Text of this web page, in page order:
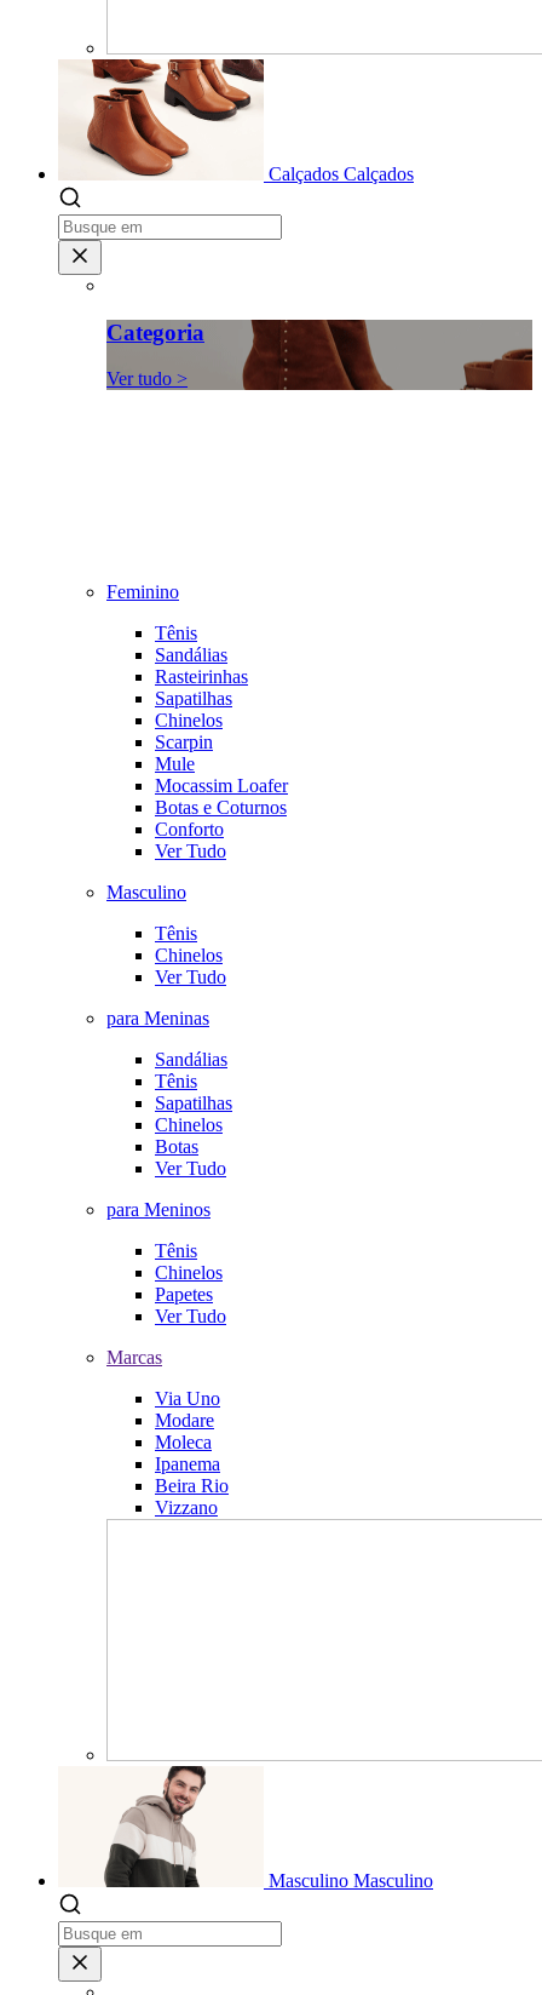
Calçados Calçados
Categoria
Ver tudo >
Feminino
Tênis
Sandálias
Rasteirinhas
Sapatilhas
Chinelos
Scarpin
Mule
Mocassim Loafer
Botas e Coturnos
Conforto
Ver Tudo
Masculino
Tênis
Chinelos
Ver Tudo
para Meninas
Sandálias
Tênis
Sapatilhas
Chinelos
Botas
Ver Tudo
para Meninos
Tênis
Chinelos
Papetes
Ver Tudo
Marcas
Via Uno
Modare
Moleca
Ipanema
Beira Rio
Vizzano
Masculino Masculino